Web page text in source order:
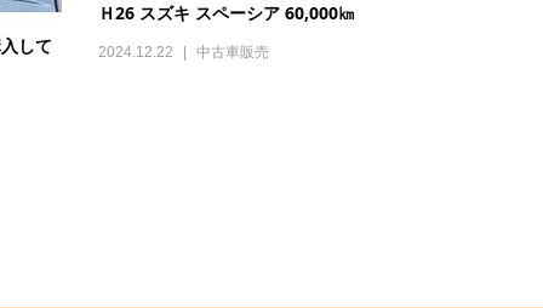
して
Ｈ26 スズキ スペーシア 60,000㎞
2024.12.22 中古車販売